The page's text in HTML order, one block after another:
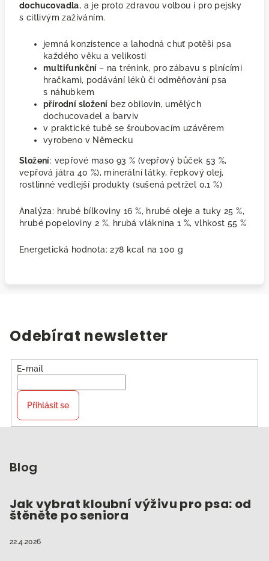
dochucovadla, a je proto zdravou volbou i pro pejsky
s citlivým zažíváním.
jemná konzistence a lahodná chuť potěší psa
každého věku a velikosti
multifunkční – na trénink, pro zábavu s plnícími
hračkami, podávání léků či odměňování psa
s náhubkem
přírodní složení bez obilovin, umělých
dochucovadel a barviv
v praktické tubě se šroubovacím uzávěrem
vyrobeno v Německu
Složení: vepřové maso 93 % (vepřový bůček 53 %,
vepřová játra 40 %), minerální látky, řepkový olej,
rostlinné vedlejší produkty (sušená petržel 0,1 %)
Analýza: hrubé bílkoviny 16 %, hrubé oleje a tuky 25 %,
hrubé popeloviny 2 %, hrubá vláknina 1 %, vlhkost 55 %
Energetická hodnota: 278 kcal na 100 g
Odebírat newsletter
E-mail
Přihlásit se
Blog
Jak vybrat kloubní výživu pro psa: od
štěněte po seniora
22.4.2026